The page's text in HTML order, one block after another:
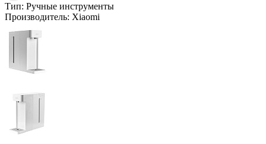
Тип: Ручные инструменты
Производитель: Xiaomi